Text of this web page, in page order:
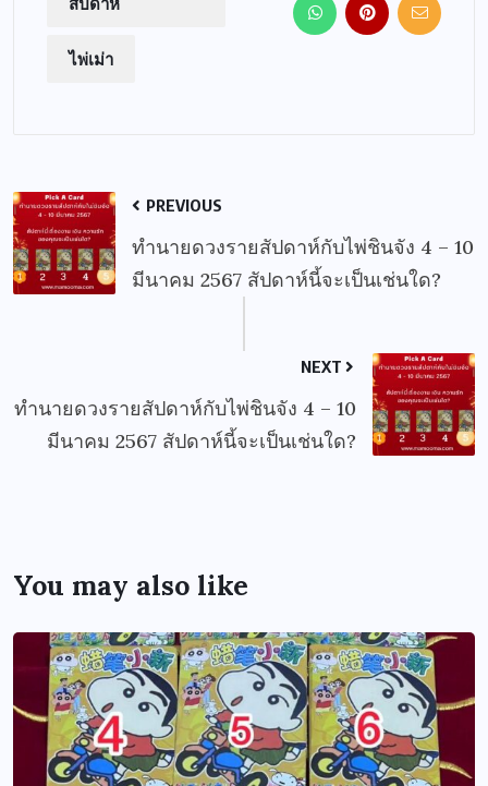
ไพ่เม่า
PREVIOUS
ทำนายดวงรายสัปดาห์กับไพ่ชินจัง 4 – 10
มีนาคม 2567 สัปดาห์นี้จะเป็นเช่นใด?
NEXT
ทำนายดวงรายสัปดาห์กับไพ่ชินจัง 4 – 10
มีนาคม 2567 สัปดาห์นี้จะเป็นเช่นใด?
You may also like